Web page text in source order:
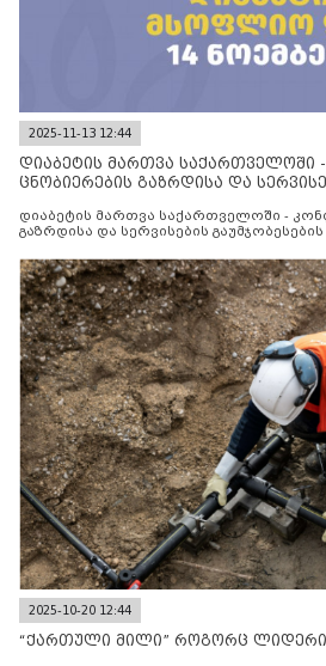
2025-11-13 12:44
დიაბეტის მართვა საქართველოში
ცნობიერების გაზრდისა და
დიაბეტის მართვა საქართველოში -
გაზრდისა და სერვისების
2025-10-20 12:44
“ქართული მილი” როგორც ლიდერი